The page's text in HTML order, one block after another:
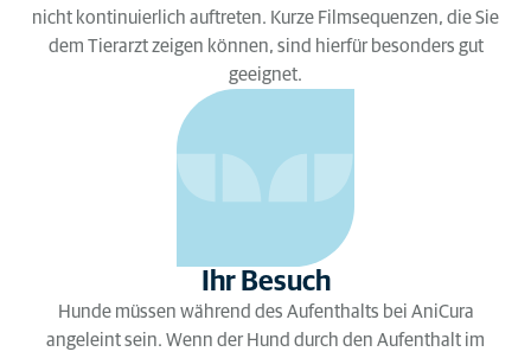
nicht kontinuierlich auftreten. Kurze Filmsequenzen, die Sie
dem Tierarzt zeigen können, sind hierfür besonders gut
geeignet.
Ihr Besuch
Hunde müssen während des Aufenthalts bei AniCura
angeleint sein. Wenn der Hund durch den Aufenthalt im